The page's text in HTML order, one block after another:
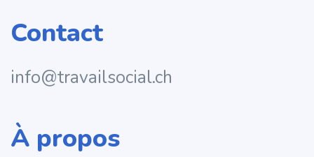
Contact
info@travailsocial.ch
À propos